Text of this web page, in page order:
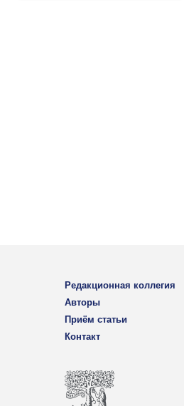
Редакционная коллегия
Авторы
Приём статьи
Контакт